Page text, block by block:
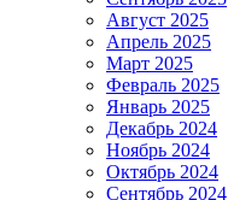
Август 2025
Апрель 2025
Март 2025
Февраль 2025
Январь 2025
Декабрь 2024
Ноябрь 2024
Октябрь 2024
Сентябрь 2024